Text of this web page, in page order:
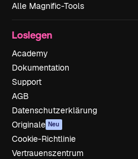
Alle Magnific-Tools
Loslegen
Academy
Dokumentation
Support
AGB
Datenschutzerklärung
Originale Neu
Cookie-Richtlinie
Vertrauenszentrum